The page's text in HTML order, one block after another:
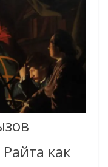
как